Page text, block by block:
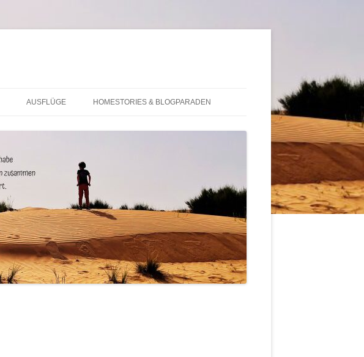
AUSFLÜGE HOMESTORIES & BLOGPARADEN